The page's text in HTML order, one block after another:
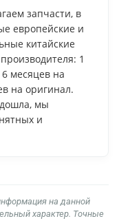
запчасти, в
европейские и
китайские
1
месяцев на
на оригинал.
мы
и
на данной
характер. Точные